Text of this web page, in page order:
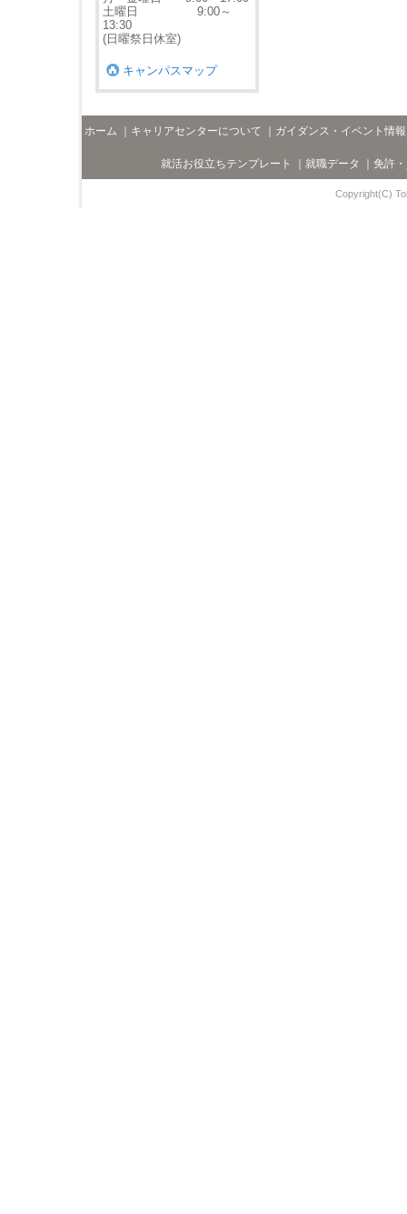
土曜日 9:00～
13:30
(日曜祭日休室)
キャンパスマップ
ホーム キャリアセンターについて ガイダンス・イベント情報
就活お役立ちテンプレート 就職データ 免許
Copyright(C)